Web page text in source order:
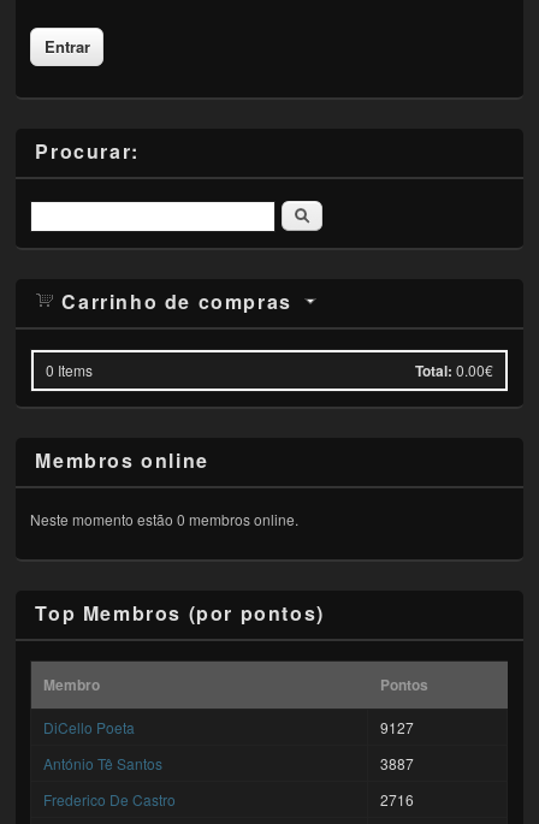
Procurar:
Pesquisar
Carrinho de compras
0 Items Total: 0.00€
Membros online
Neste momento estão 0 membros online.
Top Membros (por pontos)
Membro Pontos
DiCello Poeta
9127
António Tê Santos
3887
Frederico De Castro
2716